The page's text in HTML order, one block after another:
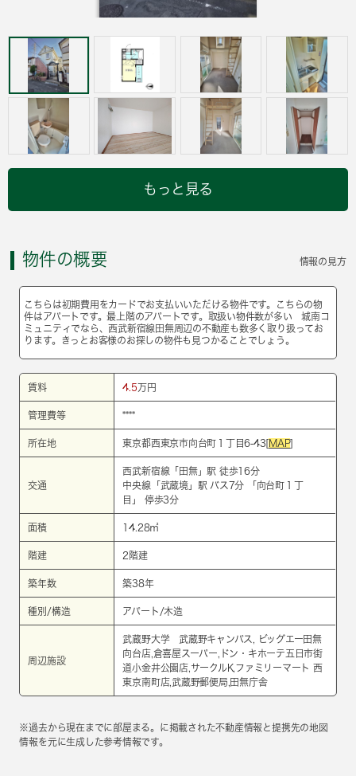
もっと見る
物件の概要 情報の見方
こちらは初期費用をカードでお支払いいただける物件です。こちらの物
件はアパートです。最上階のアパートです。取扱い物件数が多い 城南コ
ミュニティでなら、西武新宿線田無周辺の不動産も数多く取り扱ってお
ります。きっとお客様のお探しの物件も見つかることでしょう。
賃料 4.5 万円
管理費等 ****
所在地 東京都西東京市向台町１丁目6-43[ MAP]
交通
西武新宿線 「 田無」駅 徒歩16分
中央線 「 武蔵境」駅 バス7分 「向台町１丁
目」 停歩3分
面積 14.28㎡
階建 2階建
築年数 築38年
種別/構造 アパート/木造
周辺施設
武蔵野大学 武蔵野キャンパス, ビッグエー田無
向台店,倉喜屋スーパー,ドン・キホーテ五日市街
道小金井公園店,サークルK,ファミリーマート 西
東京南町店,武蔵野郵便局,田無庁舎
※過去から現在までに部屋まる。に掲載された不動産情報と提携先の地図
情報を元に生成した参考情報です。